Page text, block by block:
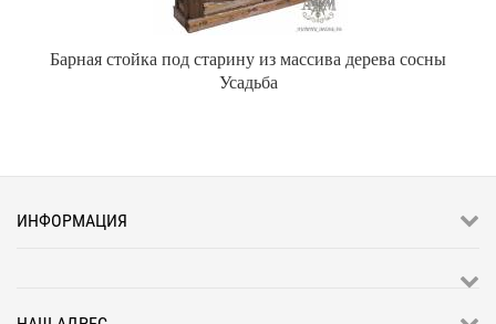
Барная стойка под старину из массива дерева сосны
Усадьба
ИНФОРМАЦИЯ